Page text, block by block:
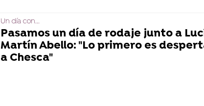
Un día con...
Pasamos un día de rodaje junto a
Martín Abello: "Lo primero es
a Chesca"